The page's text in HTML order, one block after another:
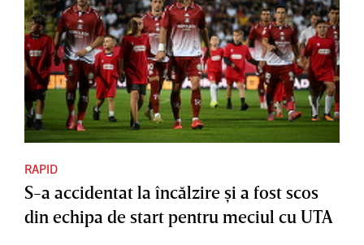
RAPID
S-a accidentat la încălzire şi a fost scos
din echipa de start pentru meciul cu UTA